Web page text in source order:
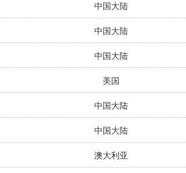
中国大陆
中国大陆
中国大陆
美国
中国大陆
中国大陆
澳大利亚